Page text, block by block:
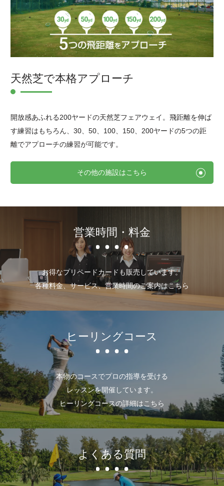
天然芝で本格アプローチ
開放感あふれる200ヤードの天然芝フェアウェイ。飛距離を伸ば
す練習はもちろん、30、50、100、150、200ヤードの5つの距
離でアプローチの練習が可能です。
その他の施設はこちら
営業時間・料金
お得なプリペードカードも販売しています。
各種料金、サービス、営業時間のご案内はこちら
ヒーリングコース
本物のコースでプロの指導を受ける
レッスンを開催しています。
ヒーリングコースの詳細はこちら
よくある質問